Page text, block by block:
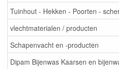
Tuinhout - Hekken - Poorten -
vlechtmaterialen / producten
Schapenvacht en -producten
Dipam Bijenwas Kaarsen en